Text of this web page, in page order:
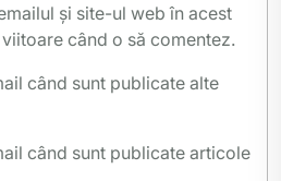
și site-ul web în acest
când o să comentez.
când sunt publicate alte
când sunt publicate articole